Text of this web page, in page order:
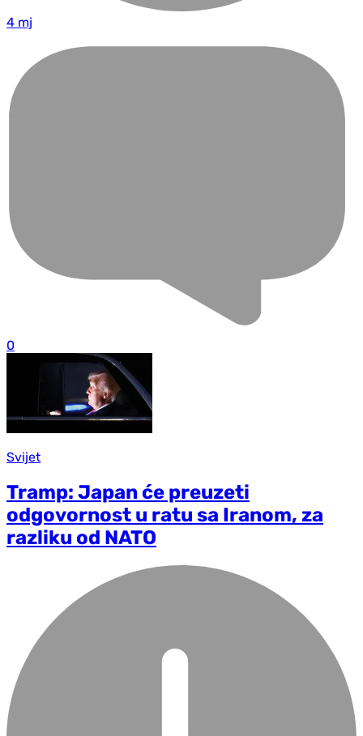
4 mj
0
Svijet
Tramp: Japan će preuzeti
odgovornost u ratu sa Iranom, za
razliku od NATO